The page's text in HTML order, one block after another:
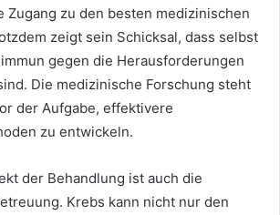
Zugang zu den besten medizinischen
zeigt sein Schicksal, dass selbst
gegen die Herausforderungen
Die medizinische Forschung steht
der Aufgabe, effektivere
zu entwickeln.
der Behandlung ist auch die
Krebs kann nicht nur den